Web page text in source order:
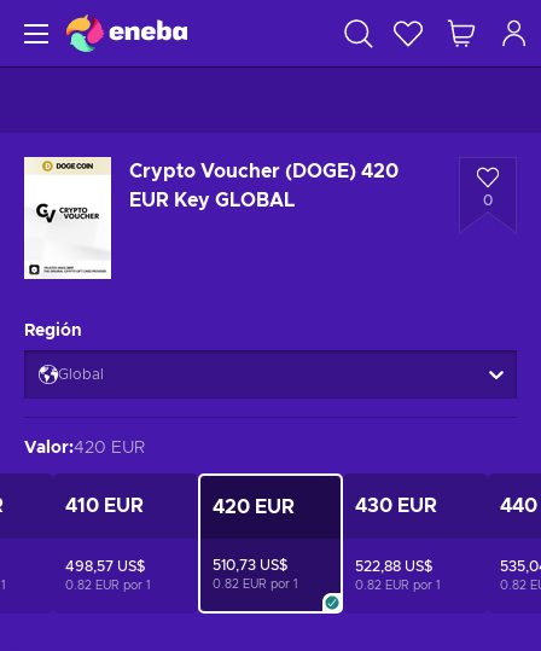
Crypto Voucher (DOGE) 420
EUR Key GLOBAL
0
Región
Global
Valor:420 EUR
1
410 EUR
498,57 US$
0.82 EUR por 1
420 EUR
510,73 US$
0.82 EUR por 1
430 EUR
522,88 US$
0.82 EUR por 1
440
0.82